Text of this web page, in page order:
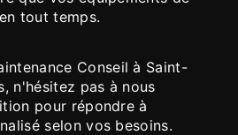
tout temps.
Conseil à Saint-
n'hésitez pas à nous
pour répondre à
selon vos besoins.